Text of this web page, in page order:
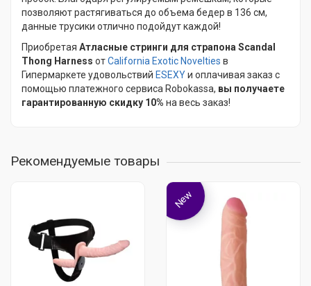
позволяют растягиваться до объема бедер в 136 см,
данные трусики отлично подойдут каждой!
Приобретая Атласные стринги для страпона Scandal
Thong Harness отCalifornia Exotic Novelties в
Гипермаркете удовольствий ESEXYи оплачивая заказ с
помощью платежного сервиса Robokassa, вы получаете
гарантированную скидку 10% на весь заказ!
Рекомендуемые товары
New